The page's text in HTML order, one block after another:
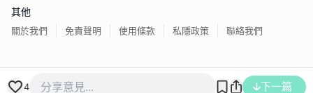
4 下一篇
其他
關於我們 免責聲明 使用條款 私隱政策 聯絡我們
香港經濟日報版權所有©